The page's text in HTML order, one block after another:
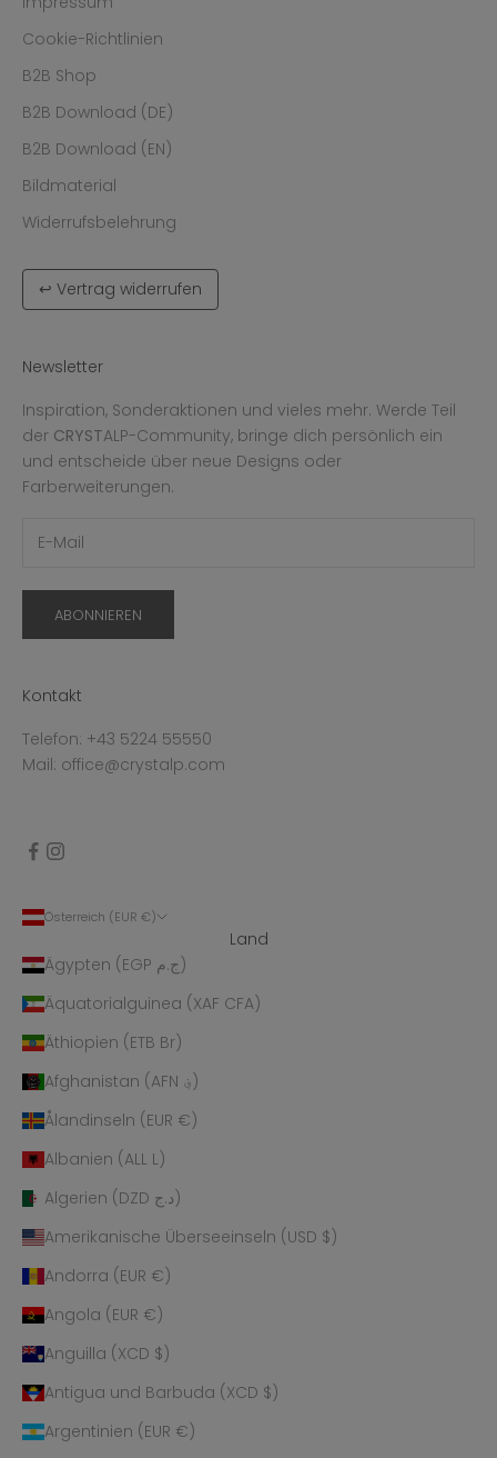
Cookie-Richtlinien
B2B Shop
B2B Download (DE)
B2B Download (EN)
Bildmaterial
Widerrufsbelehrung
↩ Vertrag widerrufen
Newsletter
Inspiration, Sonderaktionen und vieles mehr. Werde Teil
der CRYSTALP-Community, bringe dich persönlich ein
und entscheide über neue Designs oder
Farberweiterungen.
ABONNIEREN
Kontakt
Telefon: +43 5224 55550
Mail: office@crystalp.com
Österreich (EUR €)
Land
Ägypten (EGP ج.م)
Äquatorialguinea (XAF CFA)
Äthiopien (ETB Br)
Afghanistan (AFN ؋)
Ålandinseln (EUR €)
Albanien (ALL L)
Algerien (DZD د.ج)
Amerikanische Überseeinseln (USD $)
Andorra (EUR €)
Angola (EUR €)
Anguilla (XCD $)
Antigua und Barbuda (XCD $)
Argentinien (EUR €)